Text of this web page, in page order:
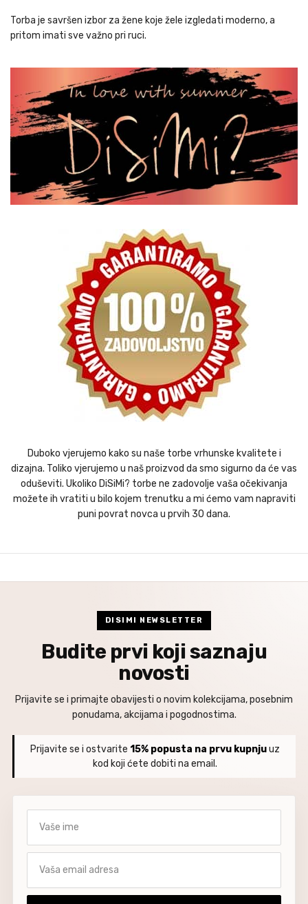
Torba je savršen izbor za žene koje žele izgledati moderno, a
pritom imati sve važno pri ruci.
Duboko vjerujemo kako su naše torbe vrhunske kvalitete i
dizajna. Toliko vjerujemo u naš proizvod da smo sigurno da će vas
oduševiti. Ukoliko DiSiMi? torbe ne zadovolje vaša očekivanja
možete ih vratiti u bilo kojem trenutku a mi ćemo vam napraviti
puni povrat novca u prvih 30 dana.
DISIMI NEWSLETTER
Budite prvi koji saznaju
novosti
Prijavite se i primajte obavijesti o novim kolekcijama, posebnim
ponudama, akcijama i pogodnostima.
Prijavite se i ostvarite 15% popusta na prvu kupnjuuz
kod koji ćete dobiti na email.